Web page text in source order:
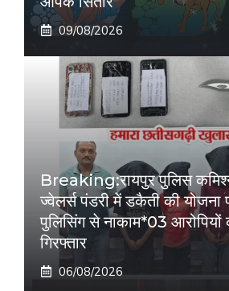
09/08/2026
Breaking:रायपुर पुलिस
ज्वेलर्स पंडरी में डकैती की योजना
पुलिसिंग से नाकाम*03 आरोपियों
गिरफ्तार
06/08/2026